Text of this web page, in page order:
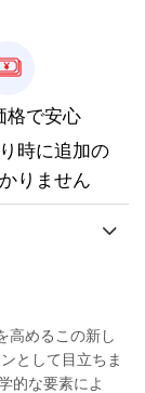
格で安心
時に追加の
りません
高めるこの新し
として目立ちま
的な要素によ